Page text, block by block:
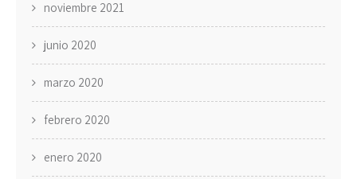
noviembre 2021
junio 2020
marzo 2020
febrero 2020
enero 2020